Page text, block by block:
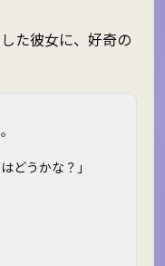
た彼女に、好奇の
どうかな？」